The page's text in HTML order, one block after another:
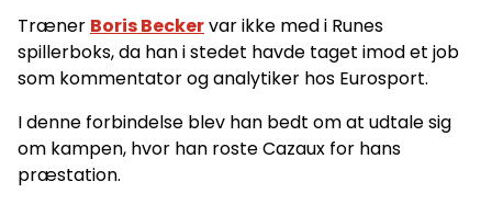
Træner Boris Beckervar ikke med i Runes
spillerboks, da han i stedet havde taget imod et job
som kommentator og analytiker hos Eurosport.
I denne forbindelse blev han bedt om at udtale sig
om kampen, hvor han roste Cazaux for hans
præstation.